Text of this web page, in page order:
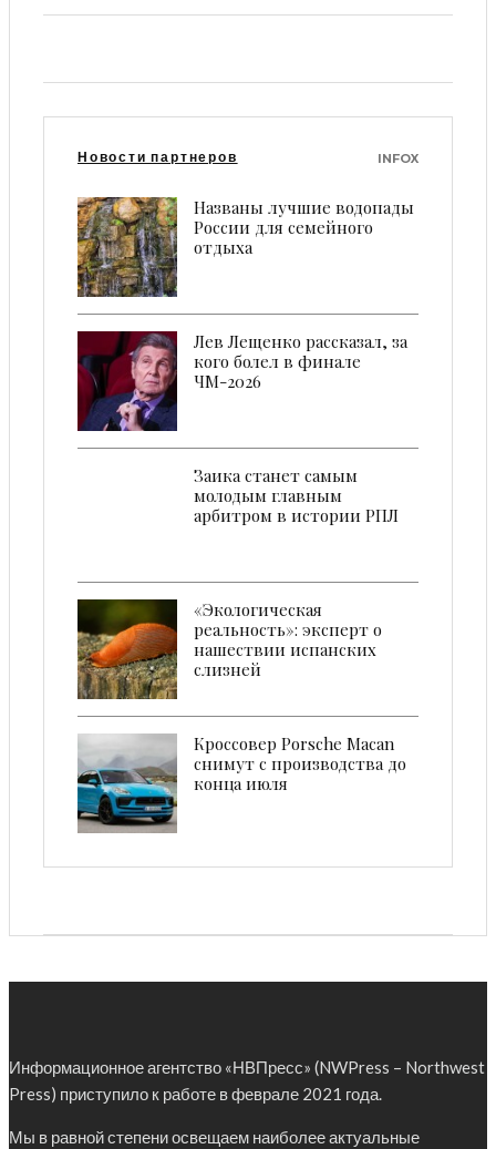
Новости партнеров INFOX
Названы лучшие водопады
России для семейного
отдыха
Лев Лещенко рассказал, за
кого болел в финале
ЧМ-2026
Заика станет самым
молодым главным
арбитром в истории РПЛ
«Экологическая
реальность»: эксперт о
нашествии испанских
слизней
Кроссовер Porsche Macan
снимут с производства до
конца июля
Информационное агентство «НВПресс» (NWPress – Northwest
Press) приступило к работе в феврале 2021 года.
Мы в равной степени освещаем наиболее актуальные